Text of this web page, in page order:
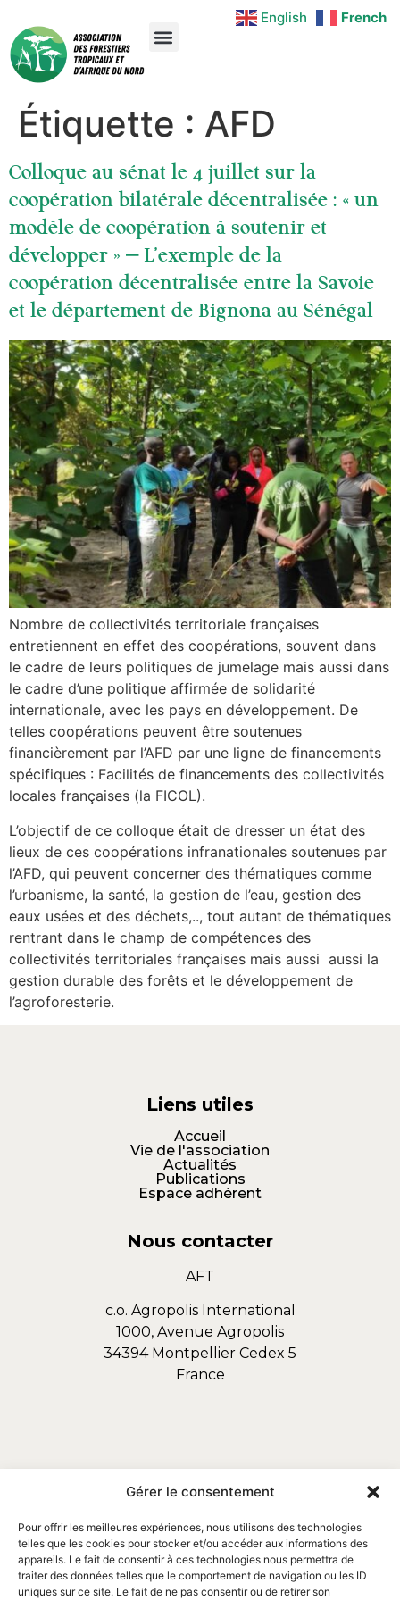
Gérer le consentement
Pour offrir les meilleures expériences, nous utilisons des technologies
telles que les cookies pour stocker et/ou accéder aux informations des
appareils. Le fait de consentir à ces technologies nous permettra de
traiter des données telles que le comportement de navigation ou les ID
uniques sur ce site. Le fait de ne pas consentir ou de retirer son
Étiquette : AFD
Colloque au sénat le 4 juillet sur la
coopération bilatérale décentralisée : « un
modèle de coopération à soutenir et
développer » – L’exemple de la
coopération décentralisée entre la Savoie
et le département de Bignona au Sénégal
Nombre de collectivités territoriale françaises
entretiennent en effet des coopérations, souvent dans
le cadre de leurs politiques de jumelage mais aussi dans
le cadre d’une politique affirmée de solidarité
internationale, avec les pays en développement. De
telles coopérations peuvent être soutenues
financièrement par l’AFD par une ligne de financements
spécifiques : Facilités de financements des collectivités
locales françaises (la FICOL).
L’objectif de ce colloque était de dresser un état des
lieux de ces coopérations infranationales soutenues par
l’AFD, qui peuvent concerner des thématiques comme
l’urbanisme, la santé, la gestion de l’eau, gestion des
eaux usées et des déchets,.., tout autant de thématiques
rentrant dans le champ de compétences des
collectivités territoriales françaises mais aussi aussi la
gestion durable des forêts et le développement de
l’agroforesterie.
Liens utiles
Accueil
Vie de l'association
Actualités
Publications
Espace adhérent
Nous contacter
AFT
c.o. Agropolis International
1000, Avenue Agropolis
34394 Montpellier Cedex 5
France
English French